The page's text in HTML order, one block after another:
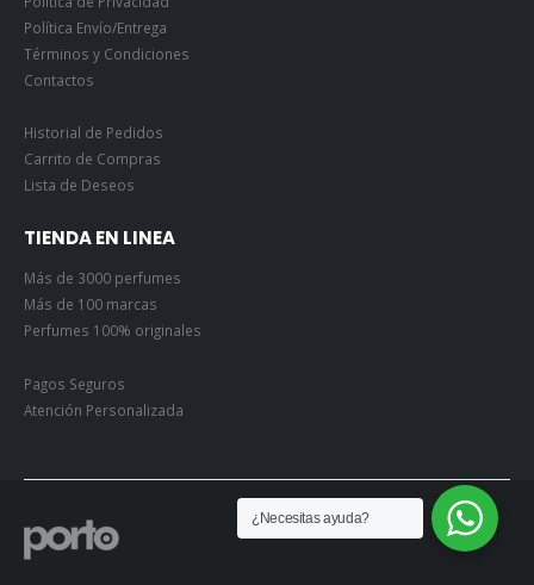
Política Envío/Entrega
Términos y Condiciones
Contactos
Historial de Pedidos
Carrito de Compras
Lista de Deseos
TIENDA EN LINEA
Más de 3000 perfumes
Más de 100 marcas
Perfumes 100% originales
Pagos Seguros
Atención Personalizada
¿Necesitas ayuda?